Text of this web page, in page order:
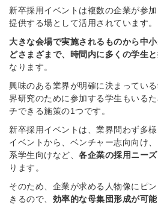
新卒採用イベントは複数の企業が参
提供する場として活用されています。
大きな会場で実施されるものから中
どさまざまで、時間内に多くの学生
なります。
興味のある業界が明確に決まってい
界研究のために参加する学生もいる
チできる施策の1つです。
新卒採用イベントは、業界問わず多
イベントから、ベンチャー志向向け
系学生向けなど、 各企業の採用ニー
ります。
そのため、企業が求める人物像にピ
きるので、 効率的な母集団形成が可能